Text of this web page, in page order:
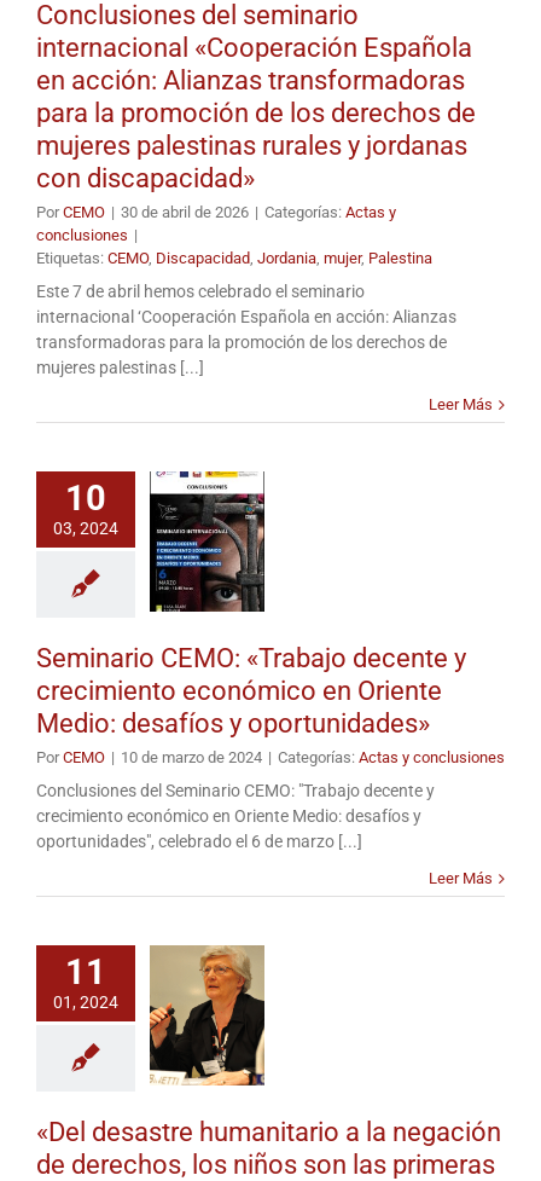
Conclusiones del seminario
internacional «Cooperación Española
en acción: Alianzas transformadoras
para la promoción de los derechos de
mujeres palestinas rurales y jordanas
con discapacidad»
PorCEMO | 30 de abril de 2026 | Categorías: Actas y
conclusiones |
Etiquetas: CEMO, Discapacidad, Jordania, mujer, Palestina
Este 7 de abril hemos celebrado el seminario
internacional ‘Cooperación Española en acción: Alianzas
transformadoras para la promoción de los derechos de
mujeres palestinas [...]
Leer Más
10
03, 2024
Seminario CEMO: «Trabajo decente y
crecimiento económico en Oriente
Medio: desafíos y oportunidades»
PorCEMO | 10 de marzo de 2024 | Categorías: Actas y conclusiones
Conclusiones del Seminario CEMO: "Trabajo decente y
crecimiento económico en Oriente Medio: desafíos y
oportunidades", celebrado el 6 de marzo [...]
Leer Más
11
01, 2024
«Del desastre humanitario a la negación
de derechos, los niños son las primeras